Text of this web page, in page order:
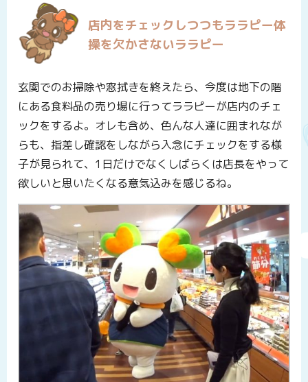
店内をチェックしつつもララピー体
操を欠かさないララピー
玄関でのお掃除や窓拭きを終えたら、今度は地下の階
にある食料品の売り場に行ってララピーが店内のチェ
ックをするよ。オレも含め、色んな人達に囲まれなが
らも、指差し確認をしながら入念にチェックをする様
子が見られて、1日だけでなくしばらくは店長をやって
欲しいと思いたくなる意気込みを感じるね。